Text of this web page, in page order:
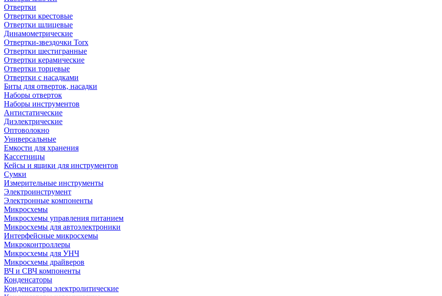
Отвертки
Отвертки крестовые
Отвертки шлицевые
Динамометрические
Отвертки-звездочки Torx
Отвертки шестигранные
Отвертки керамические
Отвертки торцевые
Отвертки с насадками
Биты для отверток, насадки
Наборы отверток
Наборы инструментов
Антистатические
Диэлектрические
Оптоволокно
Универсальные
Емкости для хранения
Кассетницы
Кейсы и ящики для инструментов
Сумки
Измерительные инструменты
Электроинструмент
Электронные компоненты
Микросхемы
Микросхемы управления питанием
Микросхемы для автоэлектроники
Интерфейсные микросхемы
Микроконтроллеры
Микросхемы для УНЧ
Микросхемы драйверов
ВЧ и СВЧ компоненты
Конденсаторы
Конденсаторы электролитические